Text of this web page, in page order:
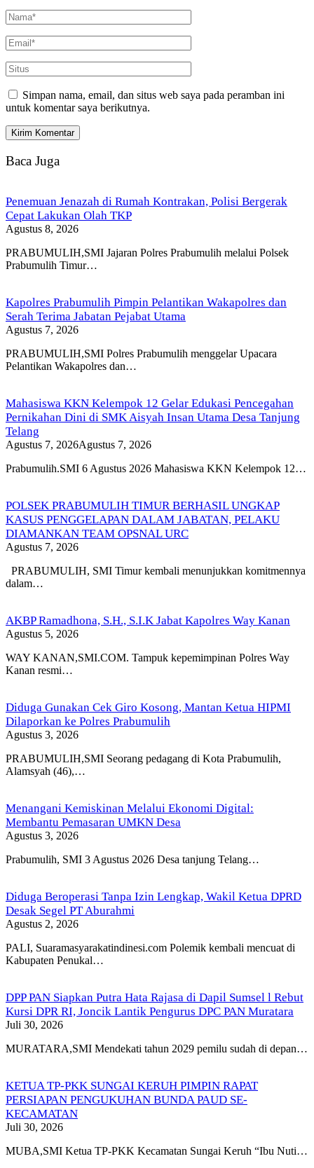
Simpan nama, email, dan situs web saya pada peramban ini
untuk komentar saya berikutnya.
Baca Juga
Penemuan Jenazah di Rumah Kontrakan, Polisi Bergerak
Cepat Lakukan Olah TKP
Agustus 8, 2026
PRABUMULIH,SMI Jajaran Polres Prabumulih melalui Polsek
Prabumulih Timur…
Kapolres Prabumulih Pimpin Pelantikan Wakapolres dan
Serah Terima Jabatan Pejabat Utama
Agustus 7, 2026
PRABUMULIH,SMI Polres Prabumulih menggelar Upacara
Pelantikan Wakapolres dan…
Mahasiswa KKN Kelempok 12 Gelar Edukasi Pencegahan
Pernikahan Dini di SMK Aisyah Insan Utama Desa Tanjung
Telang
Agustus 7, 2026Agustus 7, 2026
Prabumulih.SMI 6 Agustus 2026 Mahasiswa KKN Kelempok 12…
POLSEK PRABUMULIH TIMUR BERHASIL UNGKAP
KASUS PENGGELAPAN DALAM JABATAN, PELAKU
DIAMANKAN TEAM OPSNAL URC
Agustus 7, 2026
PRABUMULIH, SMI Timur kembali menunjukkan komitmennya
dalam…
AKBP Ramadhona, S.H., S.I.K Jabat Kapolres Way Kanan
Agustus 5, 2026
WAY KANAN,SMI.COM. Tampuk kepemimpinan Polres Way
Kanan resmi…
Diduga Gunakan Cek Giro Kosong, Mantan Ketua HIPMI
Dilaporkan ke Polres Prabumulih
Agustus 3, 2026
PRABUMULIH,SMI Seorang pedagang di Kota Prabumulih,
Alamsyah (46),…
Menangani Kemiskinan Melalui Ekonomi Digital:
Membantu Pemasaran UMKN Desa
Agustus 3, 2026
Prabumulih, SMI 3 Agustus 2026 Desa tanjung Telang…
Diduga Beroperasi Tanpa Izin Lengkap, Wakil Ketua DPRD
Desak Segel PT Aburahmi
Agustus 2, 2026
PALI, Suaramasyarakatindinesi.com Polemik kembali mencuat di
Kabupaten Penukal…
DPP PAN Siapkan Putra Hata Rajasa di Dapil Sumsel l Rebut
Kursi DPR RI, Joncik Lantik Pengurus DPC PAN Muratara
Juli 30, 2026
MURATARA,SMI Mendekati tahun 2029 pemilu sudah di depan…
KETUA TP-PKK SUNGAI KERUH PIMPIN RAPAT
PERSIAPAN PENGUKUHAN BUNDA PAUD SE-
KECAMATAN
Juli 30, 2026
MUBA,SMI Ketua TP-PKK Kecamatan Sungai Keruh “Ibu Nuti…